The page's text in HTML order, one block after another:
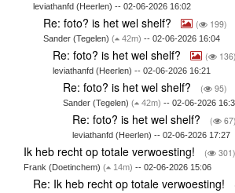
leviathanfd (Heerlen) -- 02-06-2026 16:02
Re: foto? is het wel shelf? ( 199)
Sander (Tegelen) ( 42m) -- 02-06-2026 16:04
Re: foto? is het wel shelf? ( 136)
leviathanfd (Heerlen) -- 02-06-2026 16:21
Re: foto? is het wel shelf? ( 95)
Sander (Tegelen) ( 42m) -- 02-06-2026
Re: foto? is het wel shelf? ( 67)
leviathanfd (Heerlen) -- 02-06-2026 17:27
Ik heb recht op totale verwoesting! ( 301)
Frank (Doetinchem) ( 14m) -- 02-06-2026 15:06
Re: Ik heb recht op totale verwoesting!